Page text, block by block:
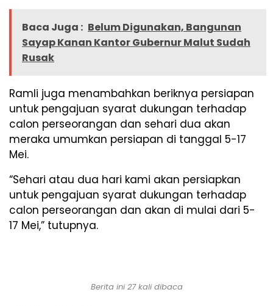
Baca Juga : Belum Digunakan, Bangunan
Sayap Kanan Kantor Gubernur Malut Sudah
Rusak
Ramli juga menambahkan beriknya persiapan
untuk pengajuan syarat dukungan terhadap
calon perseorangan dan sehari dua akan
meraka umumkan persiapan di tanggal 5-17
Mei.
“Sehari atau dua hari kami akan persiapkan
untuk pengajuan syarat dukungan terhadap
calon perseorangan dan akan di mulai dari 5-
17 Mei,” tutupnya.
Berita ini 27 kali dibaca